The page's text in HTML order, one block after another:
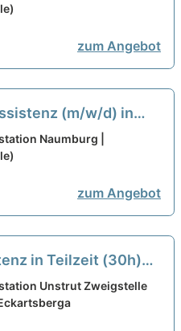
zum Angebot
(m/w/d) in
begleiten,
Naumburg |
zum Angebot
in Teilzeit (30h)
haben den
für Sie!
Unstrut Zweigstelle